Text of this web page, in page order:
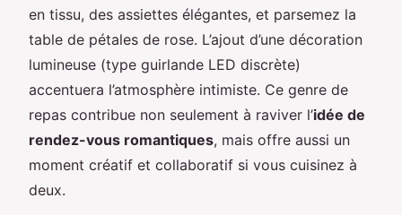
en tissu, des assiettes élégantes, et parsemez la
table de pétales de rose. L’ajout d’une décoration
lumineuse (type guirlande LED discrète)
accentuera l’atmosphère intimiste. Ce genre de
repas contribue non seulement à raviver l’idée de
rendez-vous romantiques, mais offre aussi un
moment créatif et collaboratif si vous cuisinez à
deux.